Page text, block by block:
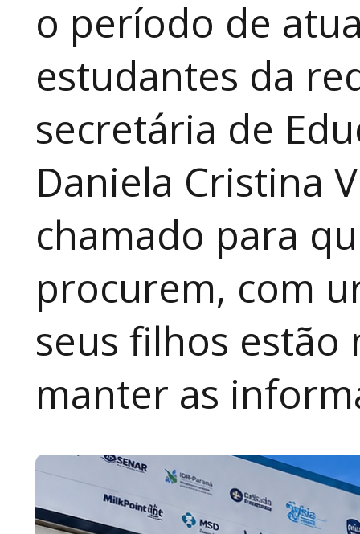
o período de
estudantes da
secretária de
Daniela Cristina
chamado para
procurem, com
seus filhos
manter as